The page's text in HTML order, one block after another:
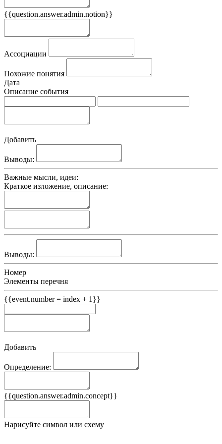
{{question.answer.admin.notion}}
Ассоциации
Похожие понятия
Дата
Описание события
Добавить
Выводы:
Важные мысли, идеи:
Краткое изложение, описание:
Выводы:
Номер
Элементы перечня
{{event.number = index + 1}}
Добавить
Определение:
{{question.answer.admin.concept}}
Нарисуйте символ или схему